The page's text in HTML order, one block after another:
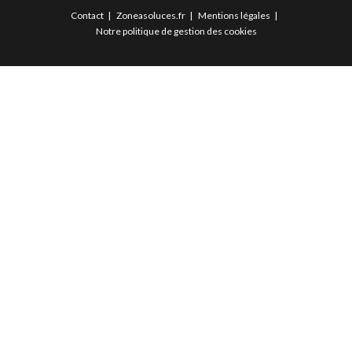
Contact Zoneasoluces.fr
Mentions légales
Notre politique de gestion des cookies